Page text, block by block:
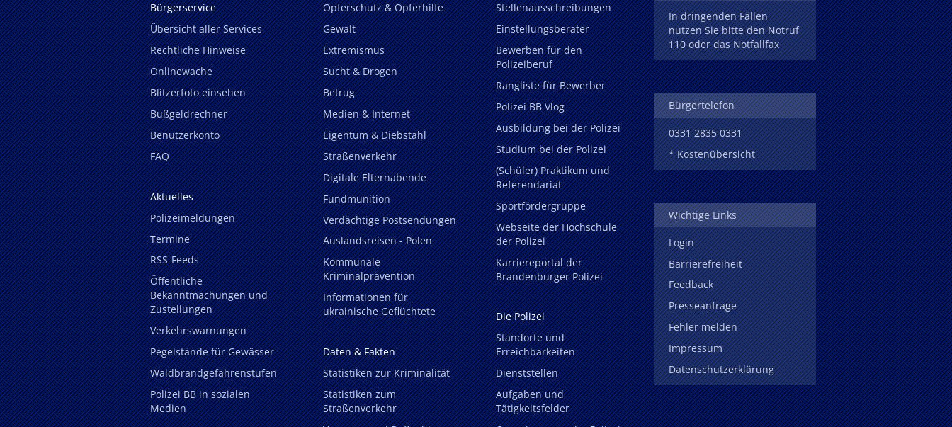
Bürgerservice
Übersicht aller Services
Rechtliche Hinweise
Onlinewache
Blitzerfoto einsehen
Bußgeldrechner
Benutzerkonto
FAQ
Aktuelles
Polizeimeldungen
Termine
RSS-Feeds
Öffentliche
Bekanntmachungen und
Zustellungen
Verkehrswarnungen
Pegelstände für Gewässer
Waldbrandgefahrenstufen
Polizei BB in sozialen
Medien
Opferschutz & Opferhilfe
Gewalt
Extremismus
Sucht & Drogen
Betrug
Medien & Internet
Eigentum & Diebstahl
Straßenverkehr
Digitale Elternabende
Fundmunition
Verdächtige Postsendungen
Auslandsreisen - Polen
Kommunale
Kriminalprävention
Informationen für
ukrainische Geflüchtete
Daten & Fakten
Statistiken zur Kriminalität
Statistiken zum
Straßenverkehr
Stellenausschreibungen
Einstellungsberater
Bewerben für den
Polizeiberuf
Rangliste für Bewerber
Polizei BB Vlog
Ausbildung bei der Polizei
Studium bei der Polizei
(Schüler) Praktikum und
Referendariat
Sportfördergruppe
Webseite der Hochschule
der Polizei
Karriereportal der
Brandenburger Polizei
Die Polizei
Standorte und
Erreichbarkeiten
Dienststellen
Aufgaben und
Tätigkeitsfelder
In dringenden Fällen
nutzen Sie bitte den Notruf
110 oder das Notfallfax
Bürgertelefon
0331 2835 0331
* Kostenübersicht
Wichtige Links
Login
Barrierefreiheit
Feedback
Presseanfrage
Fehler melden
Impressum
Datenschutzerklärung